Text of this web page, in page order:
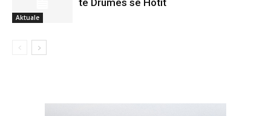
Aktuale